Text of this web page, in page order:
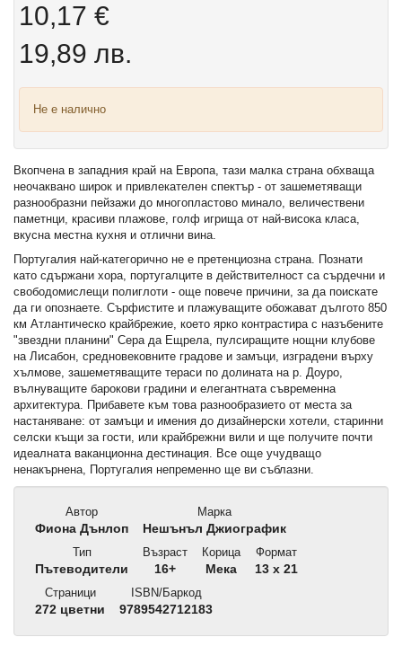
10,17 €
19,89 лв.
Не е налично
Вкопчена в западния край на Европа, тази малка страна обхваща
неочаквано широк и привлекателен спектър - от зашеметяващи
разнообразни пейзажи до многопластово минало, величествени
паметнци, красиви плажове, голф игрища от най-висока класа,
вкусна местна кухня и отлични вина.
Португалия най-категорично не е претенциозна страна. Познати
като сдържани хора, португалците в действителност са сърдечни и
свободомислещи полиглоти - още повече причини, за да поискате
да ги опознаете. Сърфистите и плажуващите обожават дългото 850
км Атлантическо крайбрежие, което ярко контрастира с назъбените
"звездни планини" Сера да Ещрела, пулсиращите нощни клубове
на Лисабон, средновековните градове и замъци, изградени върху
хълмове, зашеметяващите тераси по долината на р. Доуро,
вълнуващите барокови градини и елегантната съвременна
архитектура. Прибавете към това разнообразието от места за
настаняване: от замъци и имения до дизайнерски хотели, старинни
селски къщи за гости, или крайбрежни вили и ще получите почти
идеалната ваканционна дестинация. Все още учудващо
ненакърнена, Португалия непременно ще ви съблазни.
Автор
Фиона Дънлоп
Марка
Нешънъл Джиографик
Тип
Пътеводители
Възраст
16+
Корица
Мека
Формат
13 x 21
Страници
272 цветни
ISBN/Баркод
9789542712183